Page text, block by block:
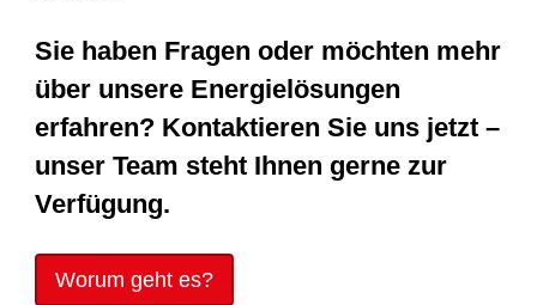
Sie haben Fragen oder möchten mehr
über unsere Energielösungen
erfahren? Kontaktieren Sie uns jetzt –
unser Team steht Ihnen gerne zur
Verfügung.
Worum geht es?